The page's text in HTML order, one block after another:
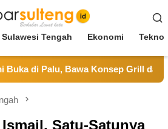
Sulawesi Tengah Ekonomi
Palu, Bawa Konsep Grill dan Hotpot
Satu-Satunya